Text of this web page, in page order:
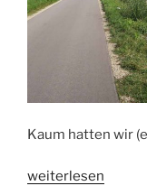
Kaum hatten wir
„Österreich-
weiterlesen